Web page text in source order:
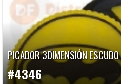
PICADOR 3DIMENSIÓN
#4346